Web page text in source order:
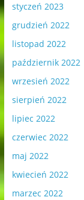
styczeń 2023
grudzień 2022
listopad 2022
październik 2022
wrzesień 2022
sierpień 2022
lipiec 2022
czerwiec 2022
maj 2022
kwiecień 2022
marzec 2022